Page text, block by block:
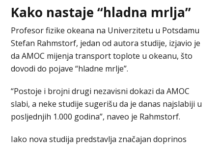
Kako nastaje “hladna mrlja”
Profesor fizike okeana na Univerzitetu u Potsdamu
Stefan Rahmstorf, jedan od autora studije, izjavio je
da AMOC mijenja transport toplote u okeanu, što
dovodi do pojave “hladne mrlje”.
“Postoje i brojni drugi nezavisni dokazi da AMOC
slabi, a neke studije sugerišu da je danas najslabiji u
posljednjih 1.000 godina”, naveo je Rahmstorf.
Iako nova studija predstavlja značajan doprinos